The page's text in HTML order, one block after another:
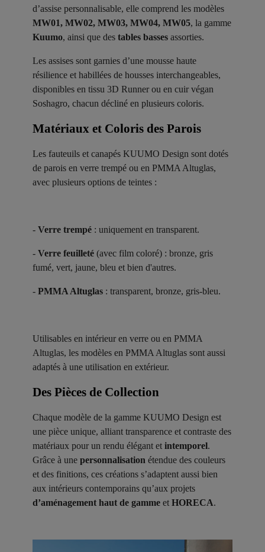
d’assise personnalisable, elle comprend les modèles
MW01, MW02, MW03, MW04, MW05, la gamme
Kuumo, ainsi que des tables basses assorties.
Les assises sont garnies d’une mousse haute
résilience et habillées de housses interchangeables,
disponibles en tissu 3D Runner ou en cuir végan
Soshagro, chacun décliné en plusieurs coloris.
Matériaux et Coloris des Parois ​
Les fauteuils et canapés KUUMO Design sont dotés
de parois en verre trempé ou en PMMA Altuglas,
avec plusieurs options de teintes :
- Verre trempé : uniquement en transparent.
- Verre feuilleté (avec film coloré) : bronze, gris
fumé, vert, jaune, bleu et bien d'autres.
- PMMA Altuglas : transparent, bronze, gris-bleu.
Utilisables en intérieur en verre ou en PMMA
Altuglas, les modèles en PMMA Altuglas sont aussi
adaptés à une utilisation en extérieur.
Des Pièces de Collection ​
Chaque modèle de la gamme KUUMO Design est
une pièce unique, alliant transparence et contraste des
matériaux pour un rendu élégant et intemporel.
Grâce à une personnalisation étendue des couleurs
et des finitions, ces créations s’adaptent aussi bien
aux intérieurs contemporains qu’aux projets
d’aménagement haut de gamme et HORECA.